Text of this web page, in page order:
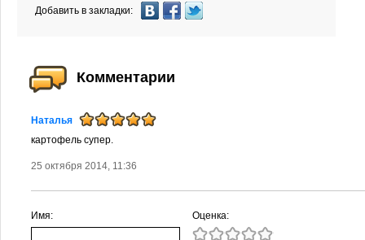
Добавить в закладки:
Комментарии
Наталья
картофель супер.
25 октября 2014, 11:36
Имя: Оценка: